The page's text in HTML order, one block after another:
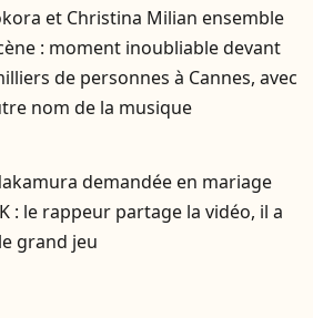
et Christina Milian ensemble
: moment inoubliable devant
de personnes à Cannes, avec
nom de la musique
demandée en mariage
: le rappeur partage la vidéo, il a
grand jeu